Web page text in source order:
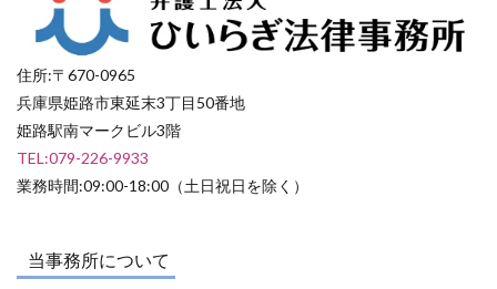
住所:〒670-0965
兵庫県姫路市東延末3丁目50番地
姫路駅南マークビル3階
TEL:079-226-9933
業務時間:09:00-18:00（土日祝日を除く）
当事務所について